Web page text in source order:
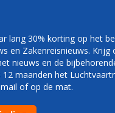
MET
lang 30% korting op het
en Zakenreisnieuws. Krijg
nieuws en de
maanden het
of op de mat.